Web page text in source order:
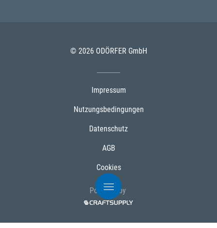
© 2026 ODÖRFER GmbH
Impressum
Nutzungsbedingungen
Datenschutz
AGB
Cookies
Powered by